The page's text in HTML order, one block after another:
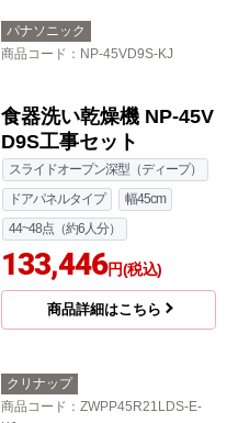
ドアパネルタイプ
121,994円(税込)
商品詳細はこちら
パナソニック